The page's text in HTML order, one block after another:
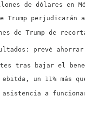
de dólares en
Trump perjudicarán
de Trump de
prevé
tras bajar el
un 11% más
asistencia a